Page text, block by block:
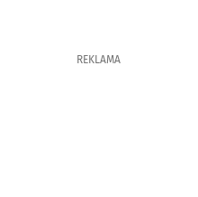
REKLAMA